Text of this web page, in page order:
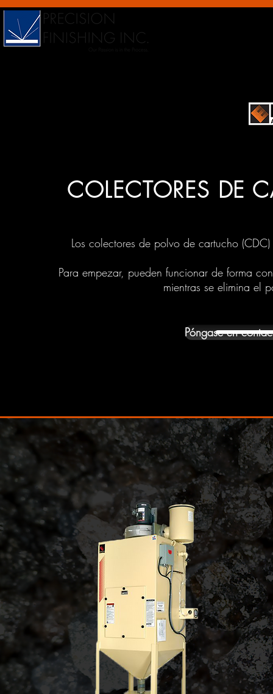
COLECTORES DE
Los colectores de polvo de cartucho
Para empezar, pueden funcionar de forma
mientras se elimina el
Póngase en